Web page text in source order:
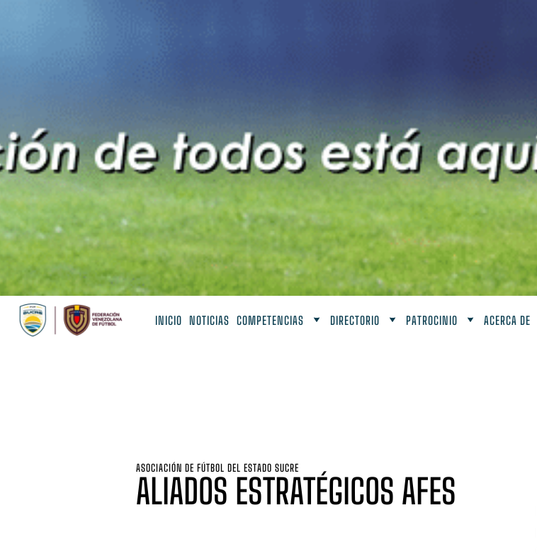
INICIO NOTICIAS COMPETENCIAS DIRECTORIO PATROCINIO ACERCA DE
ASOCIACIÓN DE FÚTBOL DEL ESTADO SUCRE
ALIADOS ESTRATÉGICOS AFES